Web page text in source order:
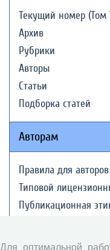
Текущий номер (Том
Архив
Рубрики
Авторы
Статьи
Подборка статей
Авторам
Правила для авторов
Типовой
Публикационная
Авторские права
Для оптимальной